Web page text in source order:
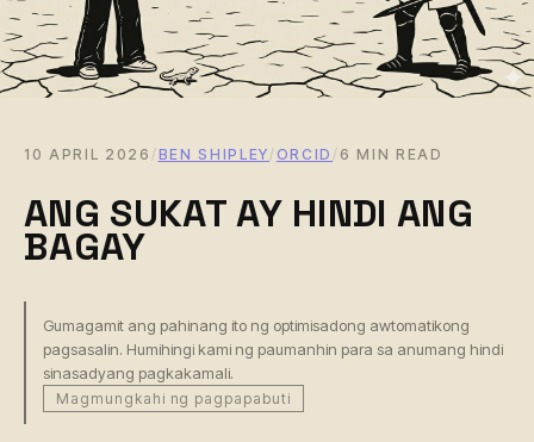
10 APRIL 2026 / BEN SHIPLEY / ORCID / 6 MIN READ
ANG SUKAT AY HINDI ANG
BAGAY
Gumagamit ang pahinang ito ng optimisadong awtomatikong
pagsasalin. Humihingi kami ng paumanhin para sa anumang hindi
sinasadyang pagkakamali.
Magmungkahi ng pagpapabuti